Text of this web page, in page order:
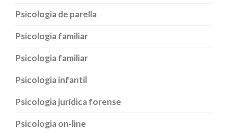
Psicologia de parella
Psicologia familiar
Psicologia familiar
Psicologia infantil
Psicologia jurídica forense
Psicologia on-line